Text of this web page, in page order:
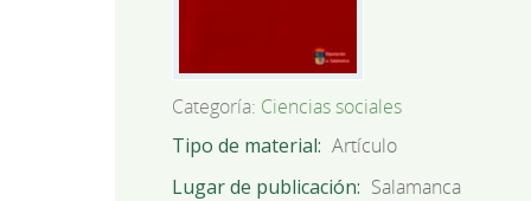
Categoría: Ciencias sociales
Tipo de material Artículo
Lugar de publicación
Salamanca